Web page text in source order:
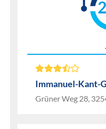
Immanuel-Kant-
Grüner Weg 28,